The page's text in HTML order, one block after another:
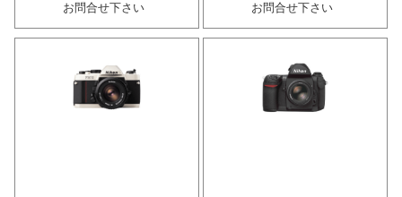
お問合せ下さい
お問合せ下さい